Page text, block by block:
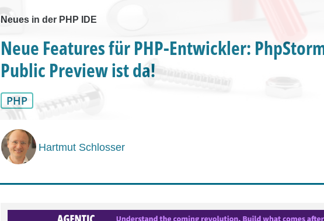
Neues in der PHP IDE
Neue Features für PHP-Entwickler:
Public Preview ist da!
PHP
Hartmut Schlosser